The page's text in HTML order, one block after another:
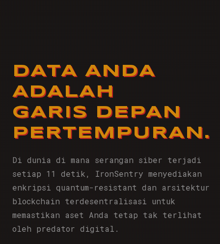
DATA ANDA
ADALAH
GARIS DEPAN
PERTEMPURAN.
Di dunia di mana serangan siber terjadi
setiap 11 detik, IronSentry menyediakan
enkripsi quantum-resistant dan arsitektur
blockchain terdesentralisasi untuk
memastikan aset Anda tetap tak terlihat
oleh predator digital.